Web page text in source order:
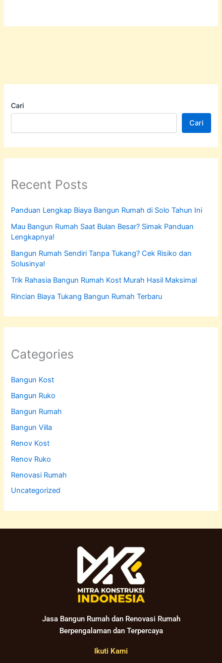
Cari
Cari
Recent Posts
Panduan Lengkap Biaya Bangun Rumah di Solo Tahun Ini
Mau Bangun Rumah Saat Bulan Besar? Simak Panduan
Lengkapnya!
Bangun Rumah Sendiri Tanpa Tukang? Cek Risiko dan
Solusinya!
Trik Rahasia Bangun Rumah Kost Murah Hasil Maksimal
Rincian Biaya Tukang Bangun Rumah Terbaru
Categories
Bangun Kost
Bangun Ruko
Bangun Rumah
Bangun Villa
Renov Kost
Renov Ruko
Renovasi Rumah
Uncategorized
Jasa Bangun Rumah dan Renovasi Rumah
Berpengalaman dan Terpercaya
Ikuti Kami